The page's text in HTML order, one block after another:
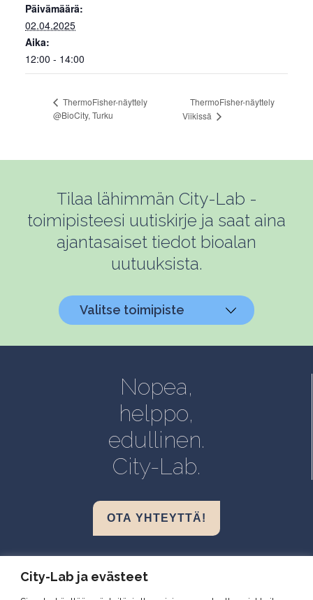
City-Lab ja evästeet
Päivämäärä:
02.04.2025
Aika:
12:00 - 14:00
ThermoFisher-näyttely
@BioCity, Turku
ThermoFisher-näyttely
Viikissä
Tilaa lähimmän City-Lab -
toimipisteesi uutiskirje ja saat aina
ajantasaiset tiedot bioalan
uutuuksista.
Valitse toimipiste
Helsinki, Biokeskus 1
Kuopio, Snellmania
Oulu, Aapistie
Turku, BioCity
Nopea,
helppo,
edullinen.
City-Lab.
OTA YHTEYTTÄ!